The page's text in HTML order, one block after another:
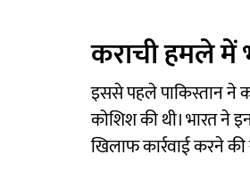
कराची हमले में
इससे पहले पाकिस्तान ने
कोशिश की थी। भारत ने
खिलाफ कार्रवाई करने की